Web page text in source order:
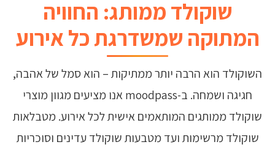
שוקולד ממותג: החוויה
המתוקה שמשדרגת כל אירוע
השוקולד הוא הרבה יותר ממתיקות – הוא סמל של אהבה,
חגיגה ושמחה. ב-moodpass אנו מציעים מגוון מוצרי
שוקולד ממותגים המותאמים אישית לכל אירוע. מטבלאות
שוקולד מרשימות ועד מטבעות שוקולד עדינים וסוכריות